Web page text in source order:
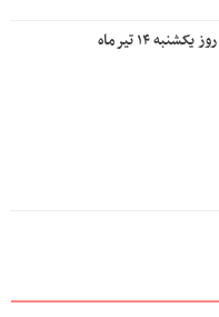
۱۴ تیرماه